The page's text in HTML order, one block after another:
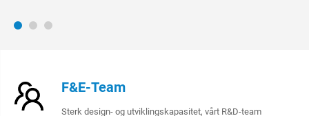
F&E-Team
Sterk design- og utviklingskapasitet, vårt R&D-team